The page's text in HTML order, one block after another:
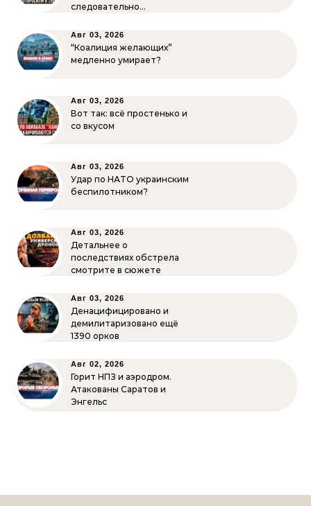
следовательно…
Авг 03, 2026
“Коалиция желающих”
медленно умирает?
Авг 03, 2026
Вот так: всё простенько и
со вкусом
Авг 03, 2026
Удар по НАТО украинским
беспилотником?
Авг 03, 2026
Детальнее о
последствиях обстрела
смотрите в сюжете
Авг 03, 2026
Денацифицировано и
демилитаризовано ещё
1390 орков
Авг 02, 2026
Горит НПЗ и аэродром.
Атакованы Саратов и
Энгельс